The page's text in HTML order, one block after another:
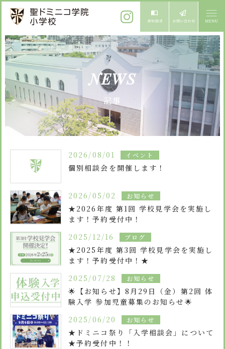
ご挨拶
校長メッセージ
先生からメッセージ
教育方針
教育方針 心・礼・知
心の育成
募集案内
体験入学
よくある質問
諸届出用紙
卒業生進学先
学校紹介
学校生活
年間行事
委員会・クラブ活動
検定合格、入賞・入選
学校紹介ムービー
通学用ランドセルについて
施設紹介
設備紹介
安心・安全
スクールバス
お知らせ
サイトマップ
アクセス
個人情報保護方針
特定商取引法に基づく表示
寄付金の募集
follow us
NEWS
記事
2026/08/01 イベント
個別相談会を開催します！
2026/05/02 お知らせ
★2026年度 第1回 学校見学会を実施し
ます！予約受付中！
2025/12/16
ブログ
★2025年度 第3回 学校見学会を実施し
ます！予約受付中！★
2025/07/28
お知らせ
🌟【お知らせ】8月29日（金）第2回 体
験入学 参加児童募集のお知らせ🌟
2025/06/20
お知らせ
★ドミニコ祭り「入学相談会」について
★予約受付中！！